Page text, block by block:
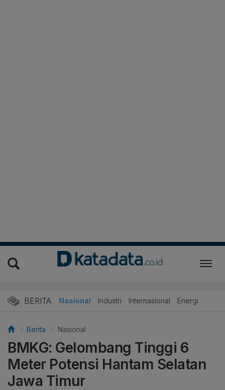
BERITA Nasional Industri Internasional Energi
Berita Nasional
BMKG: Gelombang Tinggi 6
Meter Potensi Hantam Selatan
Jawa Timur